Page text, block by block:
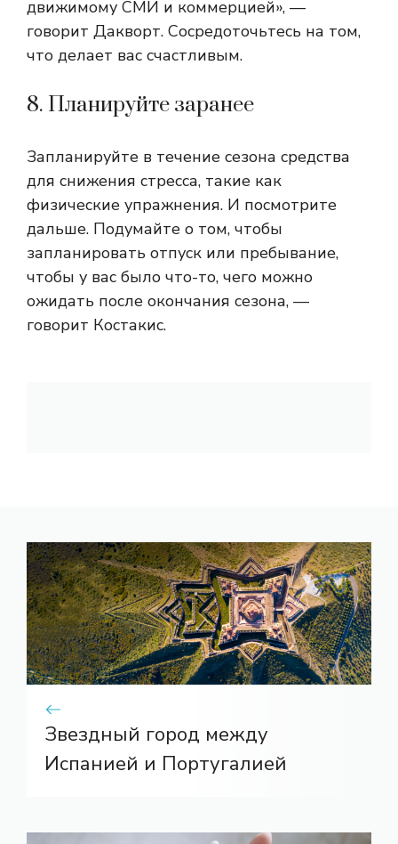
движимому СМИ и коммерцией», —
говорит Дакворт. Сосредоточьтесь на том,
что делает вас счастливым.
8. Планируйте заранее
Запланируйте в течение сезона средства
для снижения стресса, такие как
физические упражнения. И посмотрите
дальше. Подумайте о том, чтобы
запланировать отпуск или пребывание,
чтобы у вас было что-то, чего можно
ожидать после окончания сезона, —
говорит Костакис.
Звездный город между
Испанией и Португалией